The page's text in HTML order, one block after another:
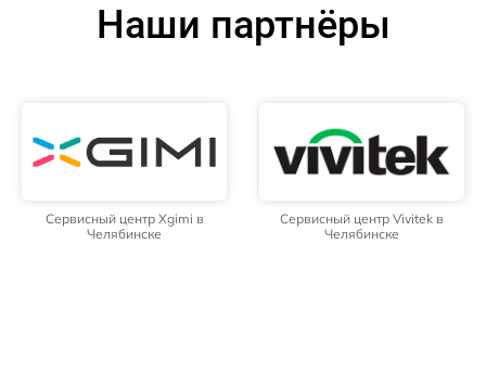
Наши партнёры
Сервисный центр Xgimi в
Челябинске
Сервисный центр Vivitek в
Челябинске